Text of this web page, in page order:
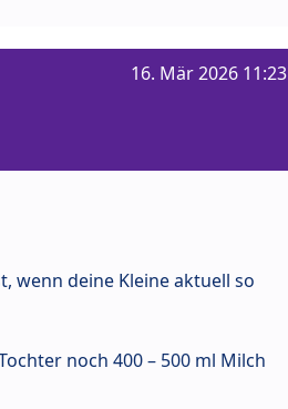
16. Mär 2026 11:23
wenn deine Kleine aktuell so
noch 400 – 500 ml Milch